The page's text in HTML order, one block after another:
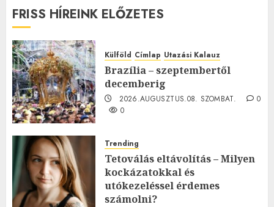
FRISS HÍREINK ELŐZETES
Külföld Címlap Utazási Kalauz
Brazília – szeptembertől
decemberig
2026.AUGUSZTUS.08. SZOMBAT.
0
0
Trending
Tetoválás eltávolítás – Milyen
kockázatokkal és
utókezeléssel érdemes
számolni?